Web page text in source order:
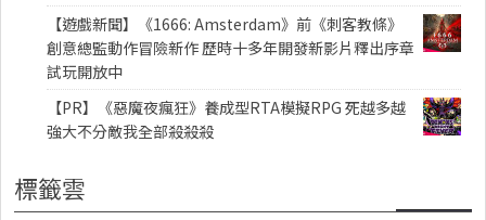
【遊戲新聞】《1666: Amsterdam》前《刺客教條》
創意總監動作冒險新作 歷時十多年開發新影片釋出序章
試玩開放中
【PR】《惡魔夜瘋狂》養成型RTA模擬RPG 死越多越
強大不分敵我全部殺殺殺
標籤雲